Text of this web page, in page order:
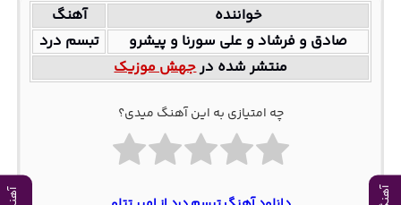
خواننده
آهنگ
صادق و فرشاد و علی سورنا و پیشرو
تبسم درد
منتشر شده درجهش موزیک
چه امتیازی به این آهنگ میدی؟